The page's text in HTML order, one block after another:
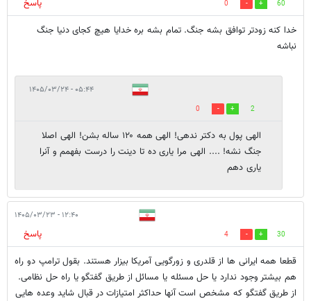
60
0
پاسخ
خدا کنه زودتر توافق بشه جنگ. تمام بشه بره خدایا هیچ کجای دنیا جنگ
نباشه
۰۵:۴۴ - ۱۴۰۵/۰۳/۲۴
2
0
الهی پول به دکتر ندهی! الهی همه ۱۲۰ ساله بشن! الهی اصلا
جنگ نشه! .... الهی مرا یاری ده تا دینت را درست بفهمم و آنرا
یاری دهم
۱۲:۴۰ - ۱۴۰۵/۰۳/۲۳
30
4
پاسخ
قطعا همه ایرانی ها از قلدری و زورگویی آمریکا بیزار هستند. بقول ترامپ دو راه
هم بیشتر وجود ندارد یا حل مسئله یا مسائل از طریق گفتگو یا راه حل نظامی.
از طریق گفتگو که مشخص است آنها حداکثر امتیازات در قبال شاید وعده هایی